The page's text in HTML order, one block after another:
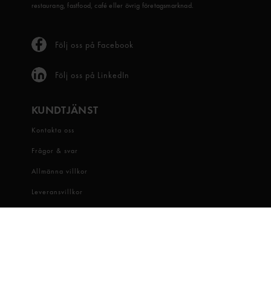
restaurang, fastfood, café eller övrig företagsmarknad.
Följ oss på Facebook
Följ oss på LinkedIn
KUNDTJÄNST
Kontakta oss
Frågor & svar
Allmänna villkor
Leveransvillkor